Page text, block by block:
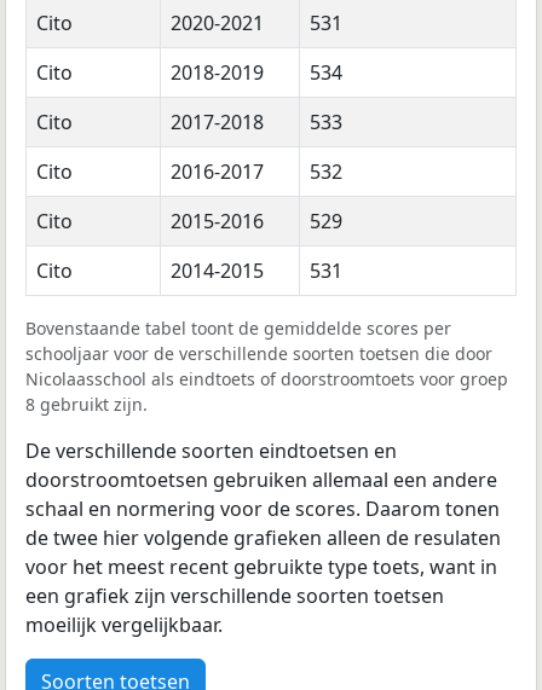
Cito
2020-2021
531
Cito
2018-2019
534
Cito
2017-2018
533
Cito
2016-2017
532
Cito
2015-2016
529
Cito
2014-2015 531
Bovenstaande tabel toont de gemiddelde scores per
schooljaar voor de verschillende soorten toetsen die door
Nicolaasschool als eindtoets of doorstroomtoets voor groep
8 gebruikt zijn.
De verschillende soorten eindtoetsen en
doorstroomtoetsen gebruiken allemaal een andere
schaal en normering voor de scores. Daarom tonen
de twee hier volgende grafieken alleen de resulaten
voor het meest recent gebruikte type toets, want in
een grafiek zijn verschillende soorten toetsen
moeilijk vergelijkbaar.
Soorten toetsen